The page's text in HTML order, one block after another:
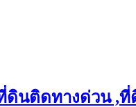
ดินติดทางด่วน ,ที่